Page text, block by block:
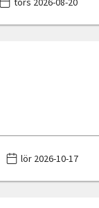
lör 2026-10-17